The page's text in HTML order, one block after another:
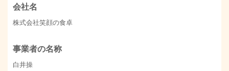
会社名
株式会社笑顔の食卓
事業者の名称
白井操